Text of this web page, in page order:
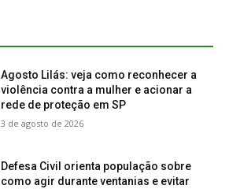
Agosto Lilás: veja como reconhecer a
violência contra a mulher e acionar a
rede de proteção em SP
3 de agosto de 2026
Defesa Civil orienta população sobre
como agir durante ventanias e evitar